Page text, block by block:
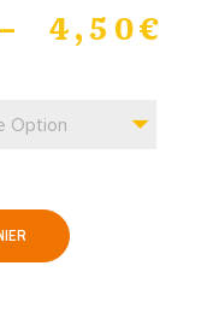
4,50€
Option